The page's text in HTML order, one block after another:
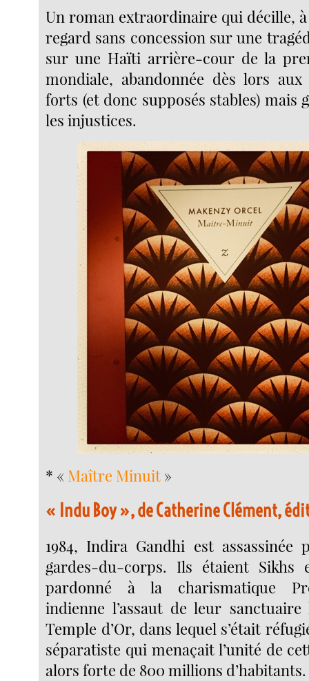
Un roman extraordinaire qui décille,
regard sans concession sur une
sur une Haïti arrière-cour de la
mondiale, abandonnée dès lors
forts (et donc supposés stables) mais
les injustices.
* « Maître Minuit »
« Indu Boy », de Catherine Clément,
1984, Indira Gandhi est assassinée
gardes-du-corps. Ils étaient Sikhs
pardonné à la charismatique
indienne l’assaut de leur
Temple d’Or, dans lequel s’était
séparatiste qui menaçait l’unité de
alors forte de 800 millions d’habitants.